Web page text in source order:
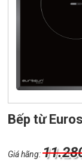
Bếp từ
Giá hãng: